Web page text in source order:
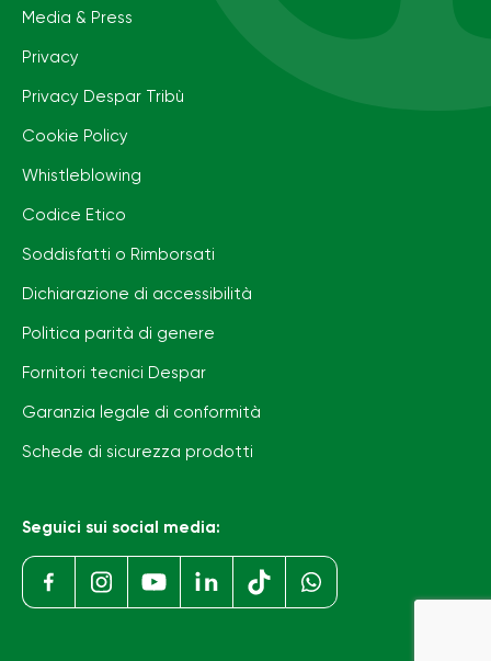
Media & Press
Privacy
Privacy Despar Tribù
Cookie Policy
Whistleblowing
Codice Etico
Soddisfatti o Rimborsati
Dichiarazione di accessibilità
Politica parità di genere
Fornitori tecnici Despar
Garanzia legale di conformità
Schede di sicurezza prodotti
Seguici sui social media: